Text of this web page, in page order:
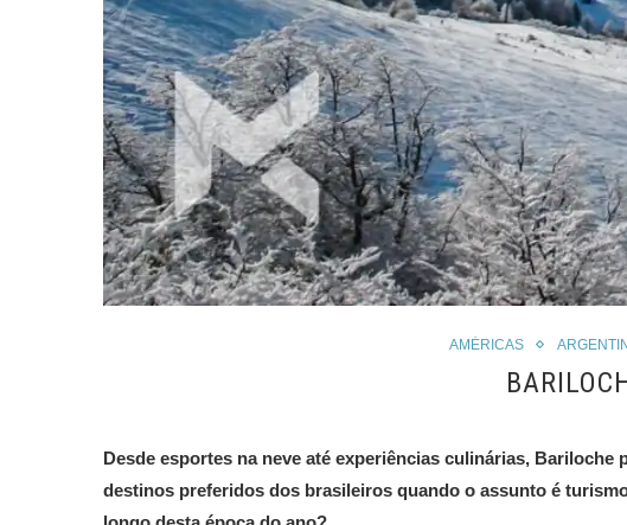
AMÉRICAS
Desde esportes na neve até experiências culinárias,
destinos preferidos dos brasileiros quando o assunto é